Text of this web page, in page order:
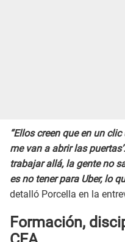
“Ellos creen que en un
me van a abrir las
trabajar allá, la gente no
es no tener para Uber, lo
detalló Porcella en la
Formación,